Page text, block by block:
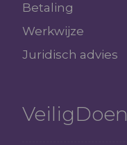
Betaling
Werkwijze
Juridisch advies
VeiligDoen